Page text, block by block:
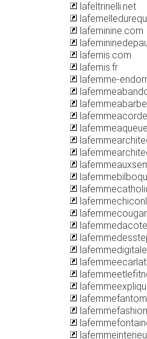
lafeltrinelli.net
lafeminine.com
lafemis.com
lafemis.fr
lafemme-